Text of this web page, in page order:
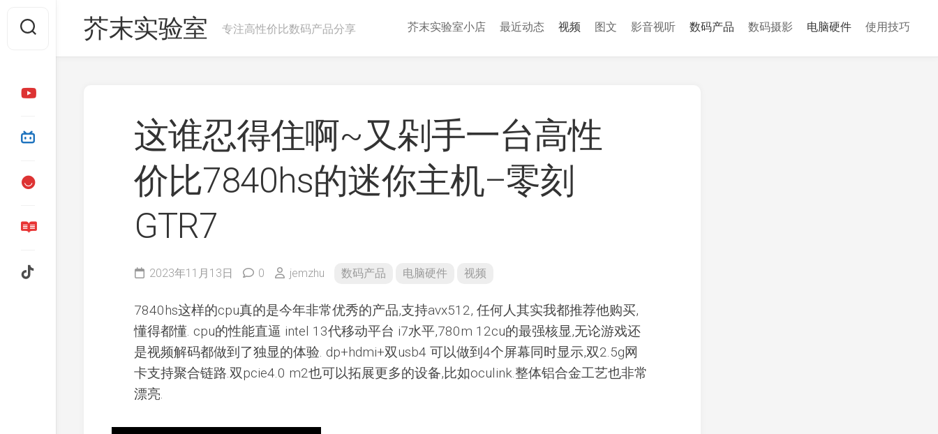
芥末实验室 专注高性价比数码产品分享 芥末实验室小店 最近动态 视频 图文 影音视听 数码产品 数码摄影 电脑硬件 使用技巧
这谁忍得住啊~又剁手一台高性
价比7840hs的迷你主机–零刻
GTR7
2023年11月13日 0 jemzhu 数码产品 电脑硬件 视频
7840hs这样的cpu真的是今年非常优秀的产品,支持avx512, 任何人其实我都推荐他购买,
懂得都懂. cpu的性能直逼 intel 13代移动平台 i7水平,780m 12cu的最强核显,无论游戏还
是视频解码都做到了独显的体验. dp+hdmi+双usb4 可以做到4个屏幕同时显示,双2.5g网
卡支持聚合链路.双pcie4.0 m2也可以拓展更多的设备,比如oculink.整体铝合金工艺也非常
漂亮.